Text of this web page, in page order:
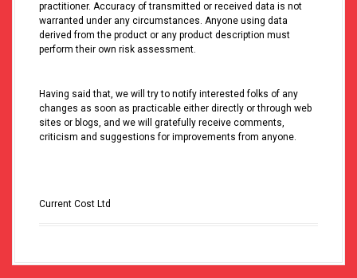
practitioner. Accuracy of transmitted or received data is not
warranted under any circumstances. Anyone using data
derived from the product or any product description must
perform their own risk assessment.
Having said that, we will try to notify interested folks of any
changes as soon as practicable either directly or through web
sites or blogs, and we will gratefully receive comments,
criticism and suggestions for improvements from anyone.
Current Cost Ltd